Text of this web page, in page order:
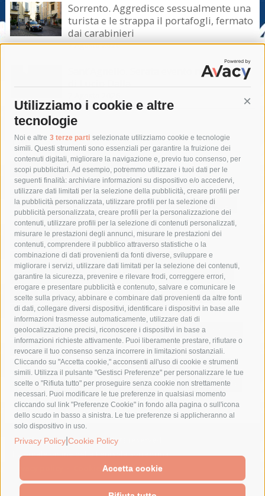
Utilizziamo i cookie e altre
tecnologie
Noi e altre 3 terze parti selezionate utilizziamo cookie e tecnologie
simili. Questi strumenti sono essenziali per garantire la fruizione dei
contenuti digitali, migliorare la navigazione e, previo tuo consenso, per
scopi pubblicitari. Ad esempio, potremmo utilizzare i tuoi dati per le
seguenti finalità: archiviare informazioni su dispositivo e/o accedervi,
utilizzare dati limitati per la selezione della pubblicità, creare profili per
la pubblicità personalizzata, utilizzare profili per la selezione di
pubblicità personalizzata, creare profili per la personalizzazione dei
contenuti, utilizzare profili per la selezione di contenuti personalizzati,
misurare le prestazioni degli annunci, misurare le prestazioni dei
contenuti, comprendere il pubblico attraverso statistiche o la
combinazione di dati provenienti da fonti diverse, sviluppare e
migliorare i servizi, utilizzare dati limitati per la selezione dei contenuti,
garantire la sicurezza, prevenire e rilevare frodi, correggere errori,
erogare e presentare pubblicità e contenuto, salvare e comunicare le
scelte sulla privacy, abbinare e combinare dati provenienti da altre fonti
di dati, collegare diversi dispositivi, identificare i dispositivi in base alle
informazioni trasmesse automaticamente, utilizzare dati di
geolocalizzazione precisi, riconoscere i dispositivi in base a
informazioni richieste attivamente. Puoi liberamente prestare, rifiutare o
revocare il tuo consenso senza incorrere in limitazioni sostanziali.
Cliccando su "Accetta cookie," acconsenti all'uso di cookie e strumenti
simili. Utilizza il pulsante "Gestisci Preferenze" per personalizzare le tue
scelte o "Rifiuta tutto" per proseguire senza cookie non strettamente
necessari. Puoi modificare le tue preferenze in qualsiasi momento
cliccando sul link "Preferenze Cookie" in fondo alla pagina o sull'icona
dello scudo in basso a sinistra. Le tue preferenze si applicheranno al
solo dispositivo in uso.
Privacy Policy Cookie Policy
Accetta cookie
Sorrento. Aggredisce sessualmente una
turista e le strappa il portafogli, fermato
dai carabinieri
7 Agosto 2026
Sant’Agnello. Serata evento nel ricordo
Tag
acqua allerta meteo
anas
area marina protetta di punta campanella
arresto
Asl Napoli 3 sud
capitaneria di porto capri
carabinieri
castellammare di stabia
circumvesuviana
comune di sorrento
concerto
contagi
costiera amalfitana
covid-19 eav
elezioni
fondazione sorrento
gori guardia costiera
incidente
lavori
lorenzo balducelli mare
massa lubrense
massimo coppola
Meta napoli
ordinanza
penisola sorrentina
piano di sorrento
polizia municipale
protezione civile
Regione Campania
sant'agnello
sindaco cuomo
sorrento studenti temporali
treni
turismo
Vico Equense villa fiorentino vincenzo de luca
© 2015 SorrentoPress. All rights reserved.
Il giornale online della Penisola Sorrentina
Cookie Policy